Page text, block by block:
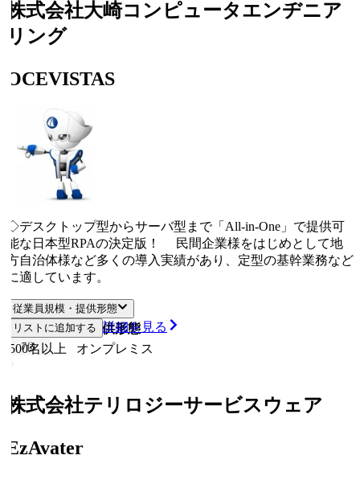
式会社大崎コンピュータエンヂニア
ング
デスクトップ型からサーバ型まで「All-in-One」で提供可
な日本型RPAの決定版！ 民間企業様をはじめとして地
自治体様など多くの導入実績があり、定型の基幹業務など
適しています。
従業員規模・提供形態
業員規模
提供形態
名以上
オンプレミス
リストに追加する 詳細を見る
7位
式会社テリロジーサービスウェア